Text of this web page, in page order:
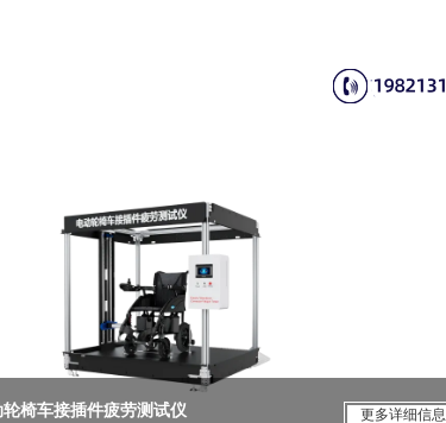
椅车接插件疲劳测试仪 更多详细信息